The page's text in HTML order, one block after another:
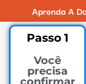
Aprenda A
Passo 1
Você
precisa